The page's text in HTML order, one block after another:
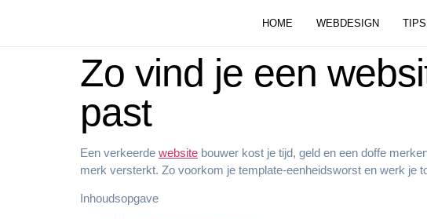
HOME WEBDESIGN
Zo vind je een
past
Een verkeerde website bouwer kost je tijd, geld en een doffe
merk versterkt. Zo voorkom je template-eenheidsworst en werk je
Inhoudsopgave